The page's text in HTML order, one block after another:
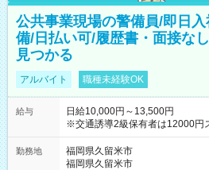
公共事業現場の警備員/即日
備/日払い可/履歴書・面接な
見つかる
アルバイト 職種未経験OK
給与
日給10,000円～13,500円
※交通誘導2級保有者は12000円
【試用期間】試用期間なし
勤務地
福岡県久留米市
福岡県久留米市